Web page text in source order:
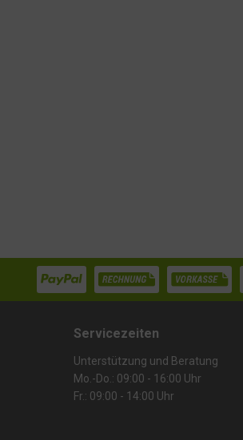
Servicezeiten
Unterstützung und Beratung
Mo.-Do.: 09:00 - 16:00 Uhr
Fr.: 09:00 - 14:00 Uhr